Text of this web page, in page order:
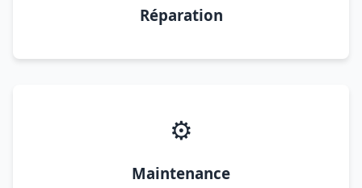
Réparation
⚙️
Maintenance